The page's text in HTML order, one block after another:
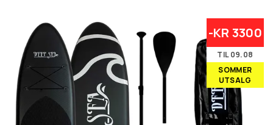
slutten
bildegalleri
begynnelsen
bildegalleri
-KR 3300
TIL 09.08
SOMMER
UTSALG